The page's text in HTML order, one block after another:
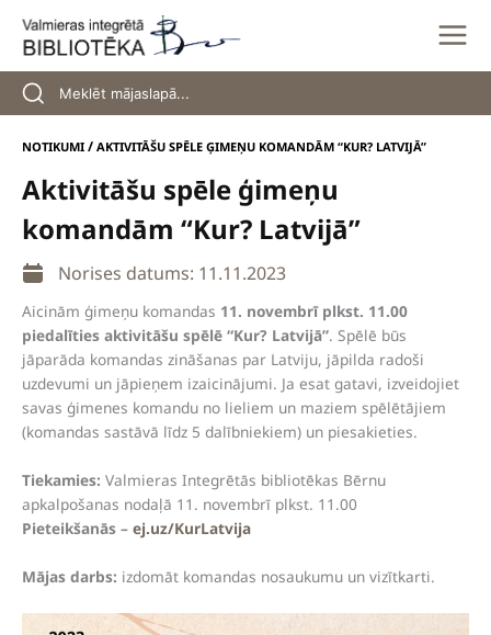
content
NOTIKUMI / AKTIVITĀŠU SPĒLE ĢIMEŅU KOMANDĀM “KUR? LATVIJĀ”
Aktivitāšu spēle ģimeņu
komandām “Kur? Latvijā”
Norises datums: 11.11.2023
Aicinām ģimeņu komandas 11. novembrī plkst. 11.00
piedalīties aktivitāšu spēlē “Kur? Latvijā”. Spēlē būs
jāparāda komandas zināšanas par Latviju, jāpilda radoši
uzdevumi un jāpieņem izaicinājumi. Ja esat gatavi, izveidojiet
savas ģimenes komandu no lieliem un maziem spēlētājiem
(komandas sastāvā līdz 5 dalībniekiem) un piesakieties.
Tiekamies: Valmieras Integrētās bibliotēkas Bērnu
apkalpošanas nodaļā 11. novembrī plkst. 11.00
Pieteikšanās – ej.uz/KurLatvija
Mājas darbs: izdomāt komandas nosaukumu un vizītkarti.